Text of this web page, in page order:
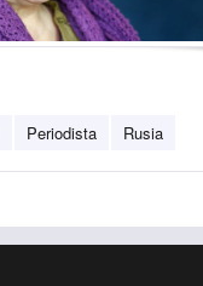
Periodista Rusia